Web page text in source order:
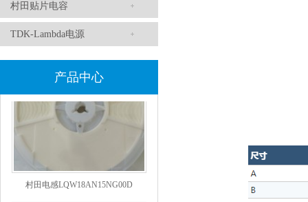
村田贴片电容
TDK-Lambda电源
产品中心
村田磁珠BLM18AG102SH1D